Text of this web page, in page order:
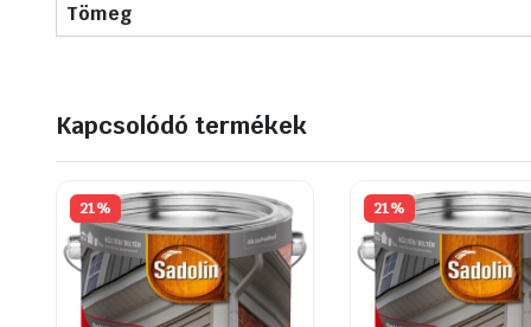
Tömeg
Kapcsolódó termékek
21% 21%